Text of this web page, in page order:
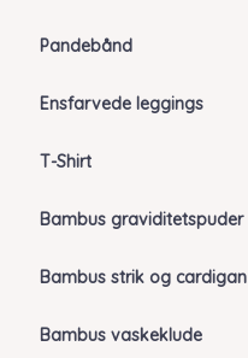
Pandebånd
Ensfarvede leggings
T-Shirt
Bambus graviditetspuder
Bambus strik og cardigan
Bambus vaskeklude